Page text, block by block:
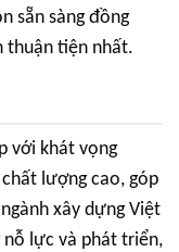
sẵn sàng đồng
thuận tiện nhất.
với khát vọng
lượng cao, góp
xây dựng Việt
nỗ lực và phát triển,